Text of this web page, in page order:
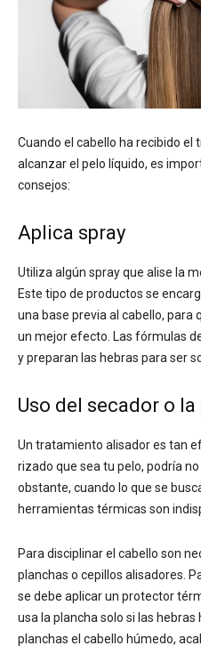
Cuando el cabello ha recibido
alcanzar el pelo líquido, es
consejos:
Aplica spray
Utiliza algún spray que alise la
Este tipo de productos se
una base previa al cabello, para
un mejor efecto. Las fórmulas
y preparan las hebras para ser
Uso del secador o
Un tratamiento alisador es tan
rizado que sea tu pelo, podría
obstante, cuando lo que se
herramientas térmicas son
Para disciplinar el cabello son
planchas o cepillos alisadores.
se debe aplicar un protector
usa la plancha solo si las
planchas el cabello húmedo,